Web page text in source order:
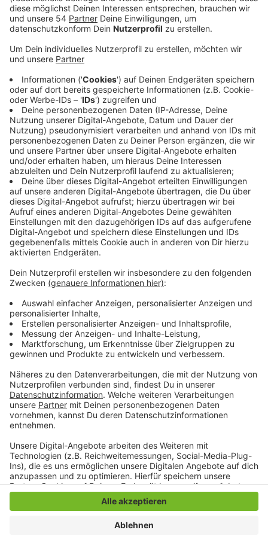
Anzeige
Fernverkehr angebunden sein. Ab Anfang August
(05.08.) und mindestens bis Mitte Dezember (14.12.)
werde das Angebot "punktuell angepasst", sagt die
Deutsche Bahn gegenüber Radio 90,1. Inwiefern das
Verbindungen in Mönchengladbach betreffen wird, ist
noch nicht ganz klar. Ob auch die ICE-Verbindungen
von Mönchengladbach nach Berlin eingeschränkt
werden, sagt die Bahn gegenüber unserem Sender
nicht. NRW-Verkehrsminister Krischer spricht aber in
einem Brief an den DB-Chef Lutz davon, dass bei uns
dann nur eine Verbindung fahren könnte anstatt zwei.
Er appelliert an die Bahn, diese Pläne zu überdenken.
Die Bahn stellt gegenüber unserer Redaktion klar, dass
Fahrplanänderungen aufgrund der vielen Baustellen
nötig wären. Wie es in Zukunft weitergeht, sagt sie
allerdings nicht - denn ab Mitte Dezember tritt
ohnehin ein neuer Fahrplan in Kraft. Ob
Mönchengladbach dann noch so oft auf dem Plan
steht, ist noch nicht klar.
Anzeige
Anzeige